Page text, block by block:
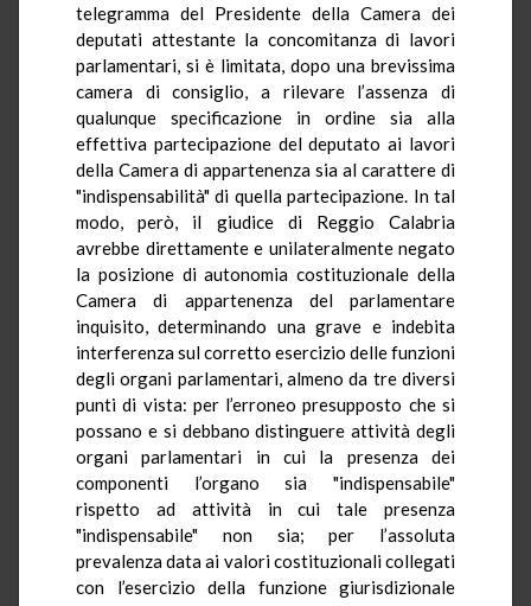
telegramma del Presidente della Camera dei
deputati attestante la concomitanza di lavori
parlamentari, si è limitata, dopo una brevissima
camera di consiglio, a rilevare l’assenza di
qualunque specificazione in ordine sia alla
effettiva partecipazione del deputato ai lavori
della Camera di appartenenza sia al carattere di
"indispensabilità" di quella partecipazione. In tal
modo, però, il giudice di Reggio Calabria
avrebbe direttamente e unilateralmente negato
la posizione di autonomia costituzionale della
Camera di appartenenza del parlamentare
inquisito, determinando una grave e indebita
interferenza sul corretto esercizio delle funzioni
degli organi parlamentari, almeno da tre diversi
punti di vista: per l’erroneo presupposto che si
possano e si debbano distinguere attività degli
organi parlamentari in cui la presenza dei
componenti l’organo sia "indispensabile"
rispetto ad attività in cui tale presenza
"indispensabile" non sia; per l’assoluta
prevalenza data ai valori costituzionali collegati
con l’esercizio della funzione giurisdizionale